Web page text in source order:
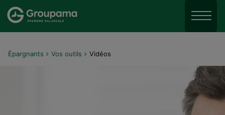
Aller au menu
Aller au contenu
Menu
Épargnants Vos outils Vidéos